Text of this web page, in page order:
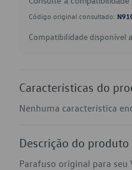
Código original consultado:
Compatibilidade disponível
Características do
Nenhuma característica
Descrição do produto
Parafuso original para